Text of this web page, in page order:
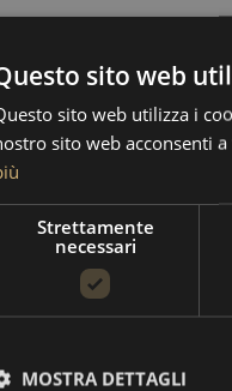
MASCHIO DI
e risultati idonei alla
o contattarci
sito web
sito web utilizza i
sito web acconsenti
Strettamente
necessari
MOSTRA DETTAGLI